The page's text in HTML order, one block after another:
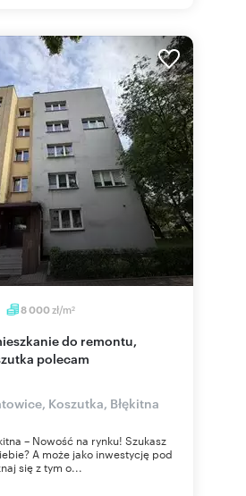
8 000zł/m2
polecam
Koszutka, Błękitna
– Nowość na rynku! Szukasz
A może jako inwestycję pod
się z tym o...